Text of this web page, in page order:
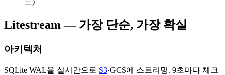
Litestream — 가장 단순, 가장 확실
아키텍처
SQLite WAL을 실시간으로 S3·GCS에 스트리밍. 9초마다 체크